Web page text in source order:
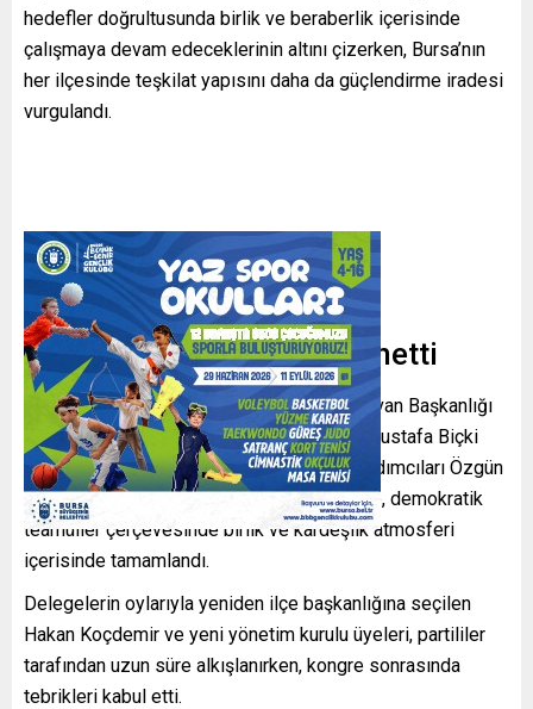
hedefler doğrultusunda birlik ve beraberlik içerisinde
çalışmaya devam edeceklerinin altını çizerken, Bursa’nın
her ilçesinde teşkilat yapısını daha da güçlendirme iradesi
vurgulandı.
Divan Heyeti Kongreyi Yönetti
Büyükorhan 15. Olağan İlçe Kongresi’nin Divan Başkanlığı
görevini MHP Bursa İl Başkan Yardımcısı Mustafa Biçki
üstlenirken, Divan Üyeliklerini İl Başkan Yardımcıları Özgün
Güneş ve Yunus Emre Ünsal yürüttü. Kongre, demokratik
teamüller çerçevesinde birlik ve kardeşlik atmosferi
içerisinde tamamlandı.
Delegelerin oylarıyla yeniden ilçe başkanlığına seçilen
Hakan Koçdemir ve yeni yönetim kurulu üyeleri, partililer
tarafından uzun süre alkışlanırken, kongre sonrasında
tebrikleri kabul etti.